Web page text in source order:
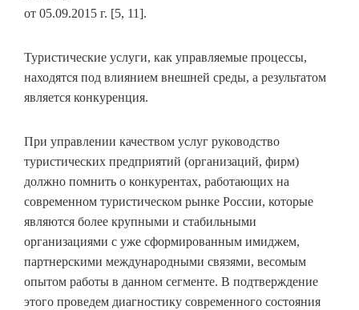
от 05.09.2015 г. [5, 11].
Туристические услуги, как управляемые процессы,
находятся под влиянием внешней среды, а результатом
является конкуренция.
При управлении качеством услуг руководство
туристических предприятий (организаций, фирм)
должно помнить о конкурентах, работающих на
современном туристическом рынке России, которые
являются более крупными и стабильными
организациями с уже сформированным имиджем,
партнерскими международными связями, весомым
опытом работы в данном сегменте. В подтверждение
этого проведем диагностику современного состояния